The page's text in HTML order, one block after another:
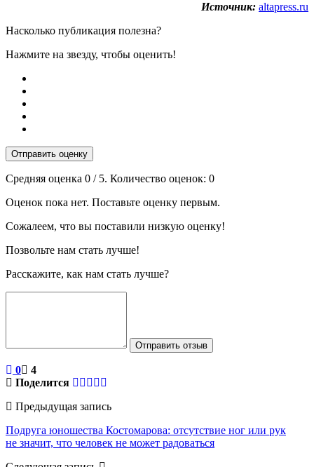
Источник: altapress.ru
Насколько публикация полезна?
Нажмите на звезду, чтобы оценить!
Отправить оценку
Средняя оценка 0 / 5. Количество оценок: 0
Оценок пока нет. Поставьте оценку первым.
Сожалеем, что вы поставили низкую оценку!
Позвольте нам стать лучше!
Расскажите, как нам стать лучше?
Отправить отзыв
0
4
Поделится
Предыдущая запись
Подруга юношества Костомарова: отсутствие ног или рук
не значит, что человек не может радоваться